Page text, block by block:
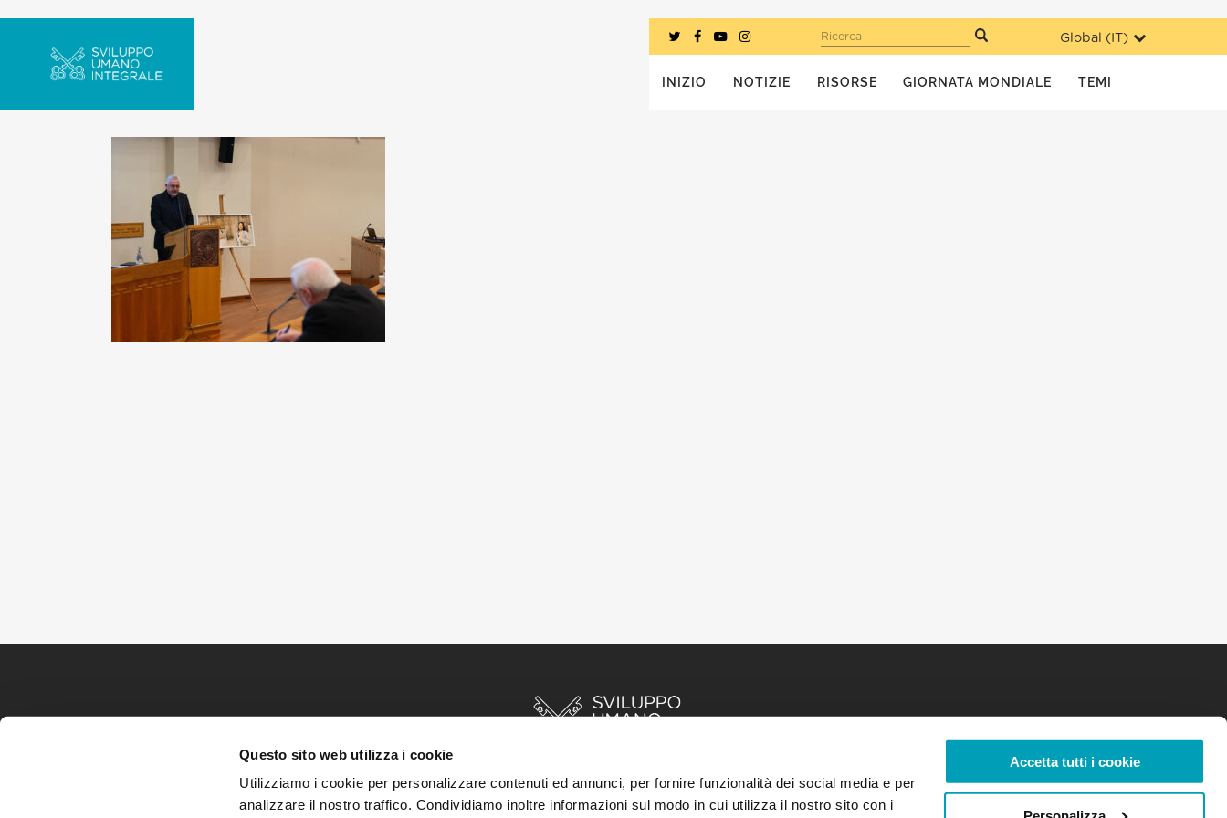
Questo sito web utilizza i cookie
Utilizziamo i cookie per personalizzare contenuti ed annunci, per fornire funzionalità dei social media e per
analizzare il nostro traffico. Condividiamo inoltre informazioni sul modo in cui utilizza il nostro sito con i
Accetta tutti i cookie
Global ( IT)
Ricerca
INIZIO NOTIZIE RISORSE GIORNATA MONDIALE TEMI
INIZIO STORIE RISORSE